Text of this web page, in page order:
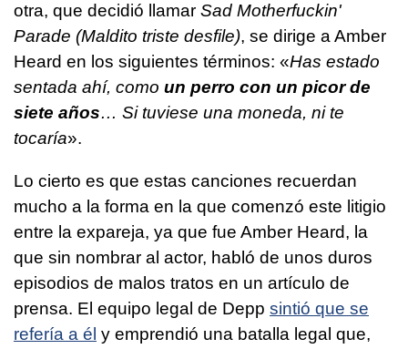
otra, que decidió llamar Sad Motherfuckin'
Parade (Maldito triste desfile), se dirige a Amber
Heard en los siguientes términos: «Has estado
sentada ahí, como un perro con un picor de
siete años… Si tuviese una moneda, ni te
tocaría».
Lo cierto es que estas canciones recuerdan
mucho a la forma en la que comenzó este litigio
entre la expareja, ya que fue Amber Heard, la
que sin nombrar al actor, habló de unos duros
episodios de malos tratos en un artículo de
prensa. El equipo legal de Depp sintió que se
refería a él y emprendió una batalla legal que,